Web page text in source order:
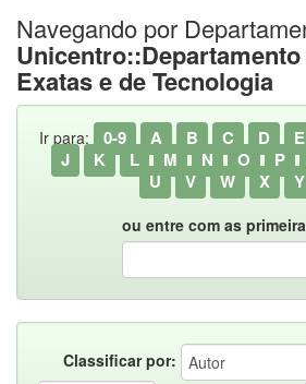
Navegando por
Exatas e de Tecnologia
Ir para: 0-9 A B C D E
J
K L M N O P
U
V W X Y
ou entre com as
Classificar por: